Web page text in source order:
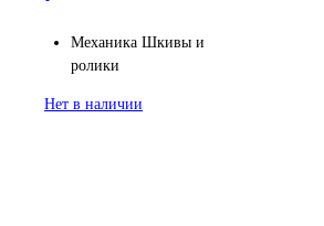
Механика Шкивы и
ролики
Нет в наличии